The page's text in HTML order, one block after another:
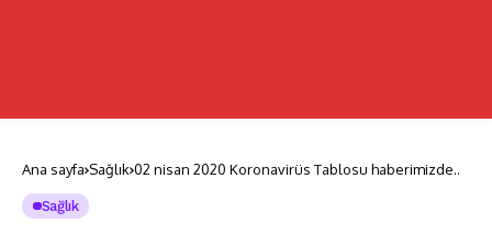
Ana sayfa Sağlık 02 nisan 2020 Koronavirüs Tablosu haberimizde..
Sağlık